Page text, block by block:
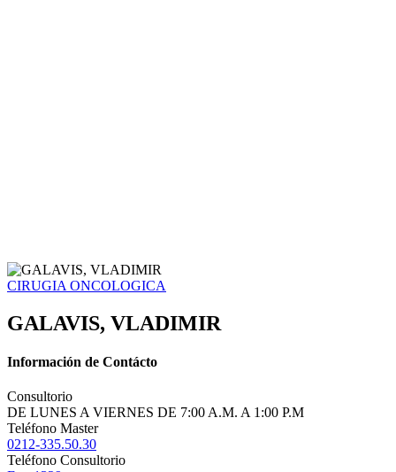
CIRUGIA ONCOLOGICA
GALAVIS, VLADIMIR
Información de Contácto
Consultorio
DE LUNES A VIERNES DE 7:00 A.M. A 1:00 P.M
Teléfono Master
0212-335.50.30
Teléfono Consultorio